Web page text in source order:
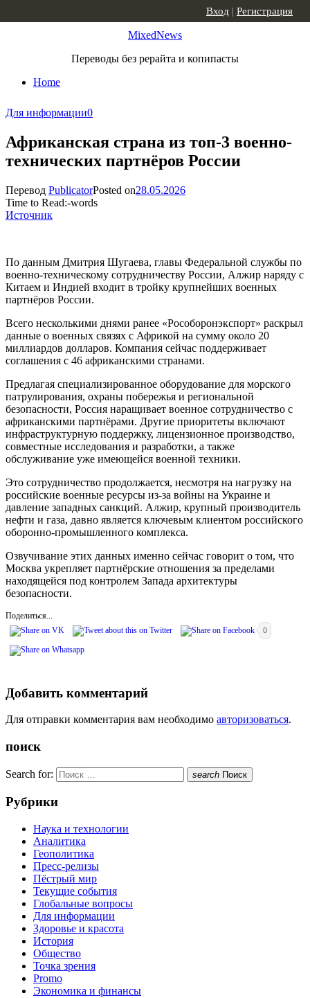
MixedNews
Переводы без рерайта и копипасты
Home
Вход | Регистрация
Для информации0
Африканская страна из топ-3 военно-
технических партнёров России
Перевод PublicatorPosted on28.05.2026
Time to Read:-words
Источник
По данным Дмитрия Шугаева, главы Федеральной службы по
военно-техническому сотрудничеству России, Алжир наряду с
Китаем и Индией входит в тройку крупнейших военных
партнёров России.
Всего несколькими днями ранее «Рособоронэкспорт» раскрыл
данные о военных связях с Африкой на сумму около 20
миллиардов долларов. Компания сейчас поддерживает
соглашения с 46 африканскими странами.
Предлагая специализированное оборудование для морского
патрулирования, охраны побережья и региональной
безопасности, Россия наращивает военное сотрудничество с
африканскими партнёрами. Другие приоритеты включают
инфраструктурную поддержку, лицензионное производство,
совместные исследования и разработки, а также
обслуживание уже имеющейся военной техники.
Это сотрудничество продолжается, несмотря на нагрузку на
российские военные ресурсы из-за войны на Украине и
давление западных санкций. Алжир, крупный производитель
нефти и газа, давно является ключевым клиентом российского
оборонно-промышленного комплекса.
Озвучивание этих данных именно сейчас говорит о том, что
Москва укрепляет партнёрские отношения за пределами
находящейся под контролем Запада архитектуры
безопасности.
Поделиться...
0
Добавить комментарий
Для отправки комментария вам необходимо авторизоваться.
поиск
Search for: search Поиск
Рубрики
Наука и технологии
Аналитика
Геополитика
Пресс-релизы
Пёстрый мир
Текущие события
Глобальные вопросы
Для информации
Здоровье и красота
История
Общество
Точка зрения
Promo
Экономика и финансы